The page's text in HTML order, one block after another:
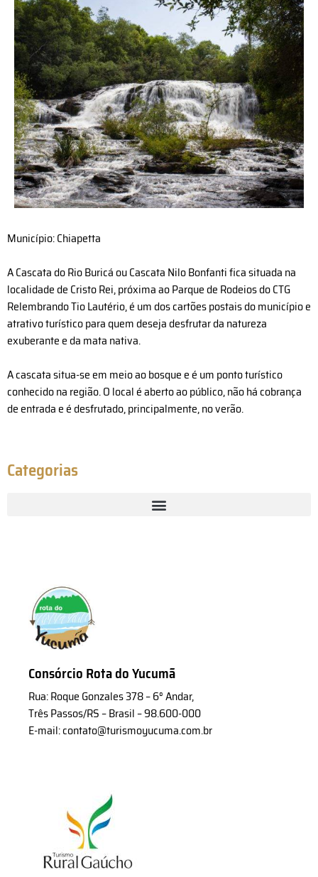
Município: Chiapetta
A Cascata do Rio Buricá ou Cascata Nilo Bonfanti fica situada na
localidade de Cristo Rei, próxima ao Parque de Rodeios do CTG
Relembrando Tio Lautério, é um dos cartões postais do município e
atrativo turístico para quem deseja desfrutar da natureza
exuberante e da mata nativa.
A cascata situa-se em meio ao bosque e é um ponto turístico
conhecido na região. O local é aberto ao público, não há cobrança
de entrada e é desfrutado, principalmente, no verão.
Categorias
Consórcio Rota do Yucumã
Rua: Roque Gonzales 378 – 6° Andar,
Três Passos/RS – Brasil – 98.600-000
E-mail: contato@turismoyucuma.com.br